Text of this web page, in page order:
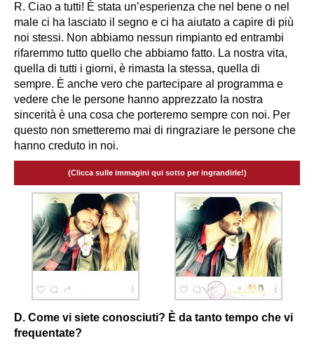
R. Ciao a tutti! È stata un’esperienza che nel bene o nel
male ci ha lasciato il segno e ci ha aiutato a capire di più
noi stessi. Non abbiamo nessun rimpianto ed entrambi
rifaremmo tutto quello che abbiamo fatto. La nostra vita,
quella di tutti i giorni, è rimasta la stessa, quella di
sempre. È anche vero che partecipare al programma e
vedere che le persone hanno apprezzato la nostra
sincerità è una cosa che porteremo sempre con noi. Per
questo non smetteremo mai di ringraziare le persone che
hanno creduto in noi.
(Clicca sulle immagini qui sotto per ingrandirle!)
D. Come vi siete conosciuti? È da tanto tempo che vi
frequentate?